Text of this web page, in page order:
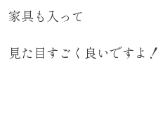
家具も入って
見た目すごく良いですよ！